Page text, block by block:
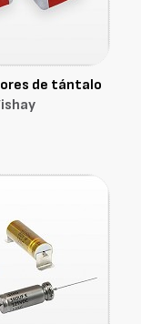
de tántalo